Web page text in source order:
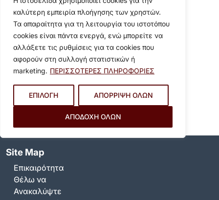
καλύτερη εμπειρία πλοήγησης των χρηστών.
Τα απαραίτητα για τη λειτουργία του ιστοτόπου
cookies είναι πάντα ενεργά, ενώ μπορείτε να
αλλάξετε τις ρυθμίσεις για τα cookies που
αφορούν στη συλλογή στατιστικών ή
marketing. ΠΕΡΙΣΣΟΤΕΡΕΣ ΠΛΗΡΟΦΟΡΙΕΣ
ΕΠΙΛΟΓΗ ΑΠΟΡΡΙΨΗ ΟΛΩΝ
ΑΠΟΔΟΧΗ ΟΛΩΝ
Kατεπείγουσα συνεδρίαση
Δημοτικού Συμβουλίου
Βύρωνα 19.12.2025 δια
περιφοράς, ώρα έναρξης…
ΠΡΟΣΚΛΗΣΗ_Λήψη
Site Map
Επικαιρότητα
Θέλω να
Ανακαλύψτε